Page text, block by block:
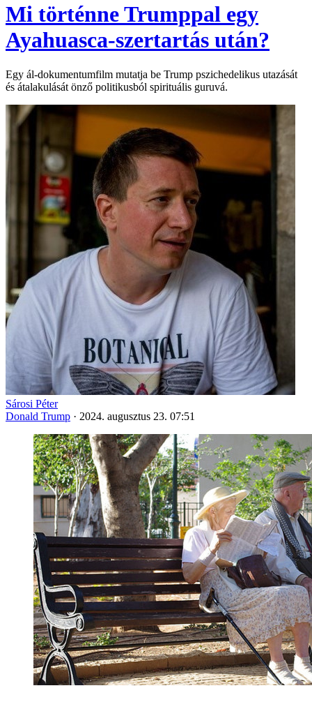
Mi történne Trumppal egy
Ayahuasca-szertartás után?
Egy ál-dokumentumfilm mutatja be Trump pszichedelikus utazását
és átalakulását önző politikusból spirituális guruvá.
Sárosi Péter
Donald Trump · 2024. augusztus 23. 07:51